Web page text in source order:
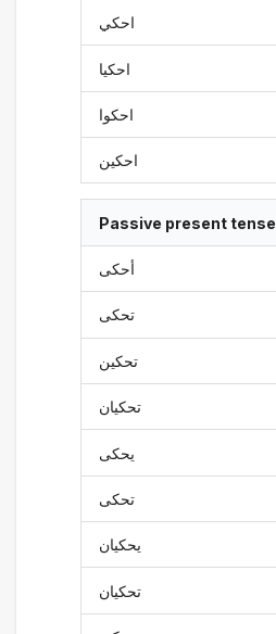
احكي
احكيا
احكوا
احكين
Passive present tense
أحكى
تحكى
تحكين
تحكيان
يحكى
تحكى
يحكيان
تحكيان